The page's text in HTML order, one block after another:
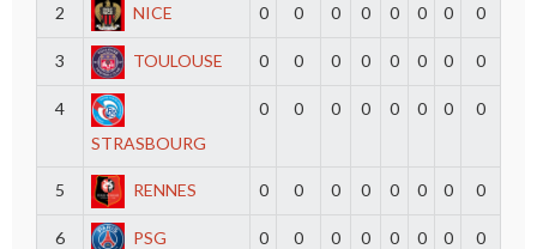
2 NICE 0 0 0 0 0 0 0 0
3 TOULOUSE 0 0 0 0 0 0 0 0
4
STRASBOURG
0 0 0 0 0 0 0 0
5 RENNES 0 0 0 0 0 0 0 0
6 PSG 0 0 0 0 0 0 0 0